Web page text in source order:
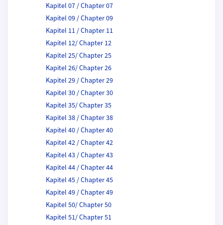
Kapitel 07 / Chapter 07
Kapitel 09 / Chapter 09
Kapitel 11 / Chapter 11
Kapitel 12/ Chapter 12
Kapitel 25/ Chapter 25
Kapitel 26/ Chapter 26
Kapitel 29 / Chapter 29
Kapitel 30 / Chapter 30
Kapitel 35/ Chapter 35
Kapitel 38 / Chapter 38
Kapitel 40 / Chapter 40
Kapitel 42 / Chapter 42
Kapitel 43 / Chapter 43
Kapitel 44 / Chapter 44
Kapitel 45 / Chapter 45
Kapitel 49 / Chapter 49
Kapitel 50/ Chapter 50
Kapitel 51/ Chapter 51